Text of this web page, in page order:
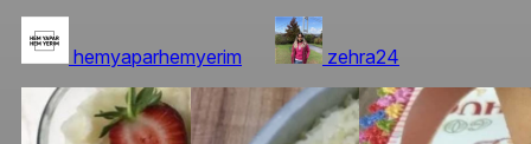
hemyaparhemyerim zehra24